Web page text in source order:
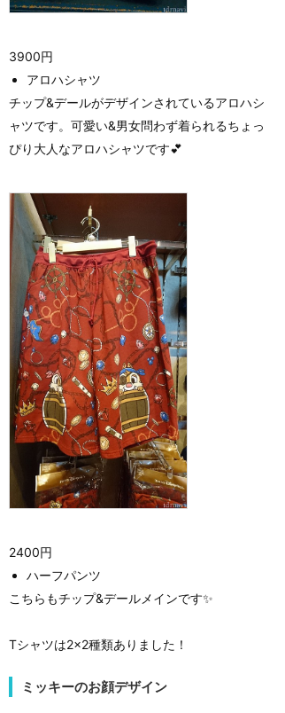
3900円
アロハシャツ
チップ&デールがデザインされているアロハシ
ャツです。可愛い&男女問わず着られるちょっ
ぴり大人なアロハシャツです💕
2400円
ハーフパンツ
こちらもチップ&デールメインです✨
Tシャツは2×2種類ありました！
ミッキーのお顔デザイン